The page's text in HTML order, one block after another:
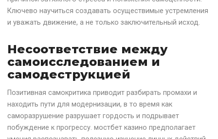
Ключево научиться создавать осуществимые устремления
и уважать движение, а не только заключительный исход.
Несоответствие между
самоисследованием и
самодеструкцией
Позитивная самокритика приводит разбирать промахи и
находить пути для модернизации, в то время как
саморазрушение разрушает гордость и подрывает
побуждение к прогрессу. мостбет казино предполагает